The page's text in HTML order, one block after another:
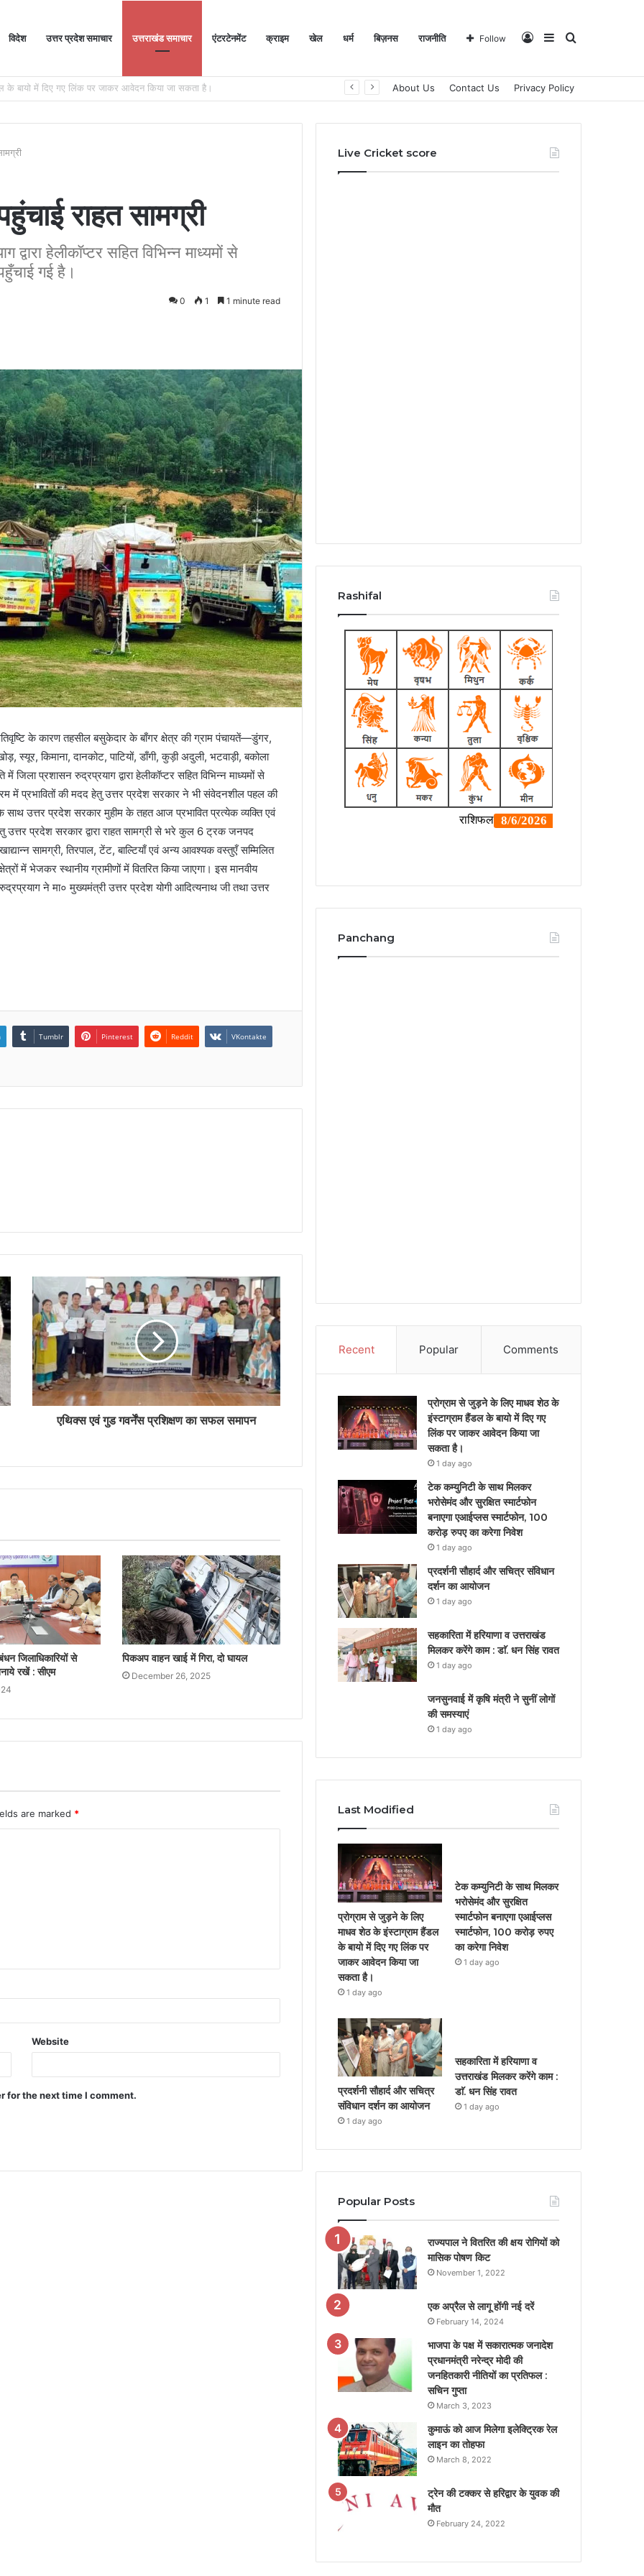
विदेश उत्तर प्रदेश समाचार उत्तराखंड समाचार एंटरटेनमेंट क्राइम खेल धर्म बिज़नस राजनीति Search
Sidebar
Log
Follow
बनाएगा एआईप्लस स्मार्टफोन, 100 करोड़ रुपए का करेगा निवेश About Us Contact Us Privacy Policy
राहत सामग्री
हेलीकॉप्टर सहित विभिन्न माध्यमों से
गई है।
0 1 1 minute read
के कारण तहसील बसुकेदार के बाँगर क्षेत्र की ग्राम पंचायतें—डुंगर,
स्यूर, किमाना, दानकोट, पाटियों, डाँगी, कुड़ी अदुली, भटवाड़ी, बकोला
प्रशासन रुद्रप्रयाग द्वारा हेलीकॉप्टर सहित विभिन्न माध्यमों से
में प्रभावितों की मदद हेतु उत्तर प्रदेश सरकार ने भी संवेदनशील पहल की
उत्तर प्रदेश सरकार मुहीम के तहत आज प्रभावित प्रत्येक व्यक्ति एवं
उत्तर प्रदेश सरकार द्वारा राहत सामग्री से भरे कुल 6 ट्रक जनपद
सामग्री, तिरपाल, टेंट, बाल्टियाँ एवं अन्य आवश्यक वस्तुएँ सम्मिलित
में भेजकर स्थानीय ग्रामीणों में वितरित किया जाएगा। इस मानवीय
ने मा० मुख्यमंत्री उत्तर प्रदेश योगी आदित्यनाथ जी तथा उत्तर
Tumblr Pinterest Reddit VKontakte
एथिक्स एवं गुड गवर्नेंस प्रशिक्षण का सफल समापन
जिलाधिकारियों से
रखें : सीएम
पिकअप वाहन खाई में गिरा, दो घायल
December 26, 2025
are marked *
Website
for the next time I comment.
Live Cricket score
Rashifal
Panchang
Recent Popular Comments
प्रोग्राम से जुड़ने के लिए माधव शेठ के
इंस्टाग्राम हैंडल के बायो में दिए गए
लिंक पर जाकर आवेदन किया जा
सकता है।
1 day ago
टेक कम्युनिटी के साथ मिलकर
भरोसेमंद और सुरक्षित स्मार्टफोन
बनाएगा एआईप्लस स्मार्टफोन, 100
करोड़ रुपए का करेगा निवेश
1 day ago
प्रदर्शनी सौहार्द और सचित्र संविधान
दर्शन का आयोजन
1 day ago
सहकारिता में हरियाणा व उत्तराखंड
मिलकर करेंगे काम : डाॅ. धन सिंह रावत
1 day ago
जनसुनवाई में कृषि मंत्री ने सुनीं लोगों
की समस्याएं
1 day ago
Last Modified
प्रोग्राम से जुड़ने के लिए
माधव शेठ के इंस्टाग्राम हैंडल
के बायो में दिए गए लिंक पर
जाकर आवेदन किया जा
सकता है।
1 day ago
टेक कम्युनिटी के साथ मिलकर
भरोसेमंद और सुरक्षित
स्मार्टफोन बनाएगा एआईप्लस
स्मार्टफोन, 100 करोड़ रुपए
का करेगा निवेश
1 day ago
प्रदर्शनी सौहार्द और सचित्र
संविधान दर्शन का आयोजन
1 day ago
सहकारिता में हरियाणा व
उत्तराखंड मिलकर करेंगे काम :
डाॅ. धन सिंह रावत
1 day ago
Popular Posts
राज्यपाल ने वितरित की क्षय रोगियों को
मासिक पोषण किट
November 1, 2022
एक अप्रैल से लागू होंगी नई दरें
February 14, 2024
भाजपा के पक्ष में सकारात्मक जनादेश
प्रधानमंत्री नरेन्द्र मोदी की
जनहितकारी नीतियों का प्रतिफल :
सचिन गुप्ता
March 3, 2023
कुमाऊं को आज मिलेगा इलेक्ट्रिक रेल
लाइन का तोहफा
March 8, 2022
ट्रेन की टक्कर से हरिद्वार के युवक की
मौत
February 24, 2022